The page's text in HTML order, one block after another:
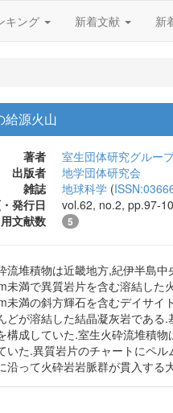
キング 新着文献 新
給源火山
著者 室生団体研究グルー
出版者
地学団体研究会
雑誌
地球科学 (
発行日
vol.62, no.2, pp.97-
文献数
5
流堆積物は近畿地方,紀伊半島
未満で異質岩片を含む溶結した
未満の斜方輝石を含むデイサ
どが溶結した結晶凝灰岩であ
構成していた.室生火砕流堆積
いた.異質岩片のチャートにペ
沿って火砕岩岩脈群が貫入す